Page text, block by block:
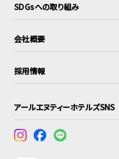
SDGsへの取り組み
会社概要
採用情報
アールエヌティーホテルズSNS